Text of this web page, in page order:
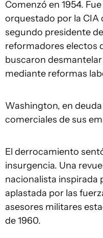
Comenzó en 1954.
orquestado por la CIA
segundo presidente
reformadores electos
buscaron
mediante reformas
Washington, en
comerciales de sus
El derrocamiento
insurgencia. Una
nacionalista inspirada
aplastada por las
asesores militares
de 1960.